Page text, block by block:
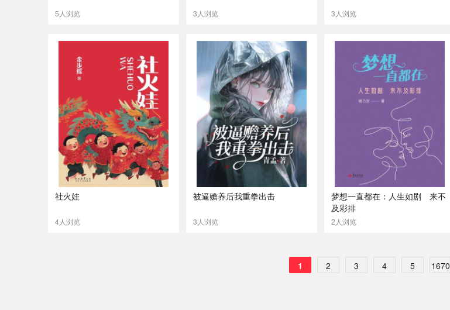
5人浏览 3人浏览 3人浏览
社火娃
4人浏览
被逼赡养后我重拳出击
3人浏览
梦想一直都在：人生如剧 来不
及彩排
2人浏览
1 2 3 4 5 1670